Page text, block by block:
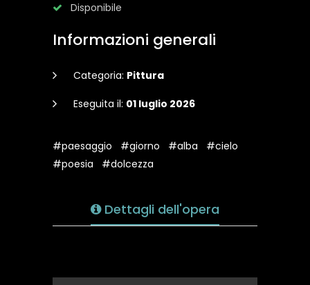
Disponibile
Informazioni generali
Categoria: Pittura
Eseguita il: 01 luglio 2026
#paesaggio #giorno #alba
#cielo
#poesia
#dolcezza
Dettagli dell'opera